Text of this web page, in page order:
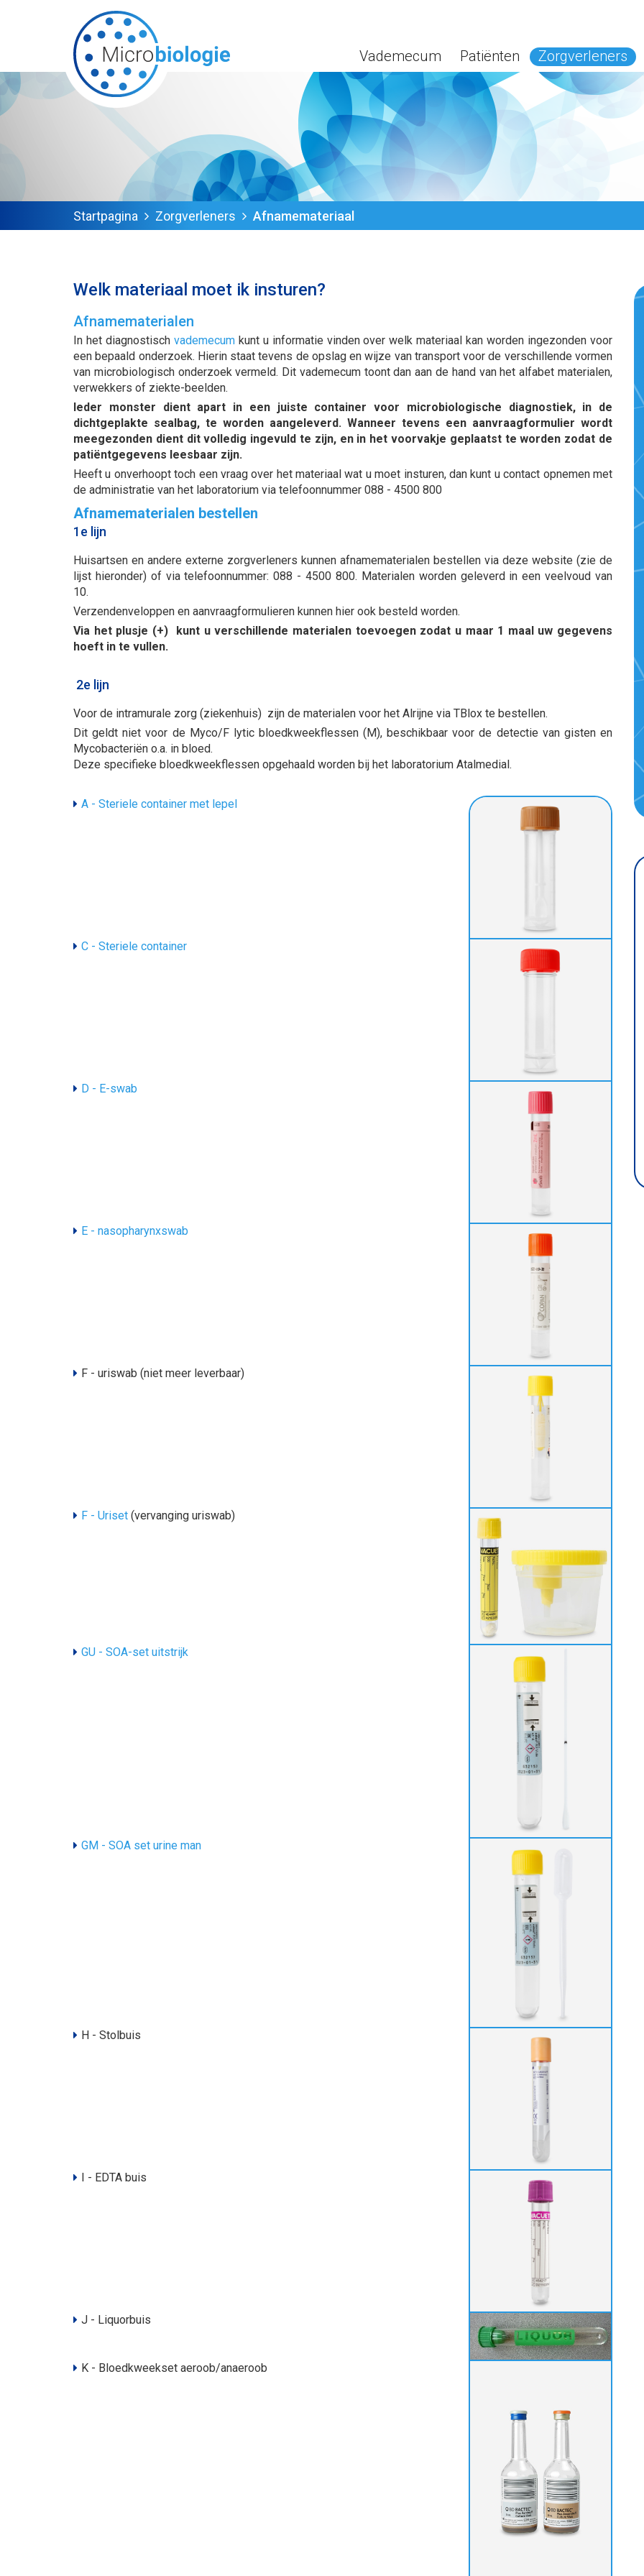
Vademecum Patiënten Zorgverleners
Startpagina Zorgverleners Afnamemateriaal
Welk materiaal moet ik insturen?
Afnamematerialen
In het diagnostisch vademecum kunt u informatie vinden over welk materiaal kan worden ingezonden voor
een bepaald onderzoek. Hierin staat tevens de opslag en wijze van transport voor de verschillende vormen
van microbiologisch onderzoek vermeld. Dit vademecum toont dan aan de hand van het alfabet materialen,
verwekkers of ziekte-beelden.
Ieder monster dient apart in een juiste container voor microbiologische diagnostiek, in de
dichtgeplakte sealbag, te worden aangeleverd. Wanneer tevens een aanvraagformulier wordt
meegezonden dient dit volledig ingevuld te zijn, en in het voorvakje geplaatst te worden zodat de
patiëntgegevens leesbaar zijn.
Heeft u onverhoopt toch een vraag over het materiaal wat u moet insturen, dan kunt u contact opnemen met
de administratie van het laboratorium via telefoonnummer 088 - 4500 800
Afnamematerialen bestellen
1e lijn
Huisartsen en andere externe zorgverleners kunnen afnamematerialen bestellen via deze website (zie de
lijst hieronder) of via telefoonnummer: 088 - 4500 800. Materialen worden geleverd in een veelvoud van
10.
Verzendenveloppen en aanvraagformulieren kunnen hier ook besteld worden.
Via het plusje (+) kunt u verschillende materialen toevoegen zodat u maar 1 maal uw gegevens
hoeft in te vullen.
2e lijn
Voor de intramurale zorg (ziekenhuis) zijn de materialen voor het Alrijne via TBlox te bestellen.
Dit geldt niet voor de Myco/F lytic bloedkweekflessen (M), beschikbaar voor de detectie van gisten en
Mycobacteriën o.a. in bloed.
Deze specifieke bloedkweekflessen opgehaald worden bij het laboratorium Atalmedial.
A - Steriele container met lepel
C - Steriele container
D - E-swab
E - nasopharynxswab
F - uriswab (niet meer leverbaar)
F - Uriset (vervanging uriswab)
GU - SOA-set uitstrijk
GM - SOA set urine man
H - Stolbuis
I - EDTA buis
J - Liquorbuis
K - Bloedkweekset aeroob/anaeroob